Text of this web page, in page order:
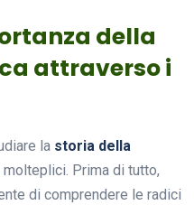
della
attraverso i
la storia della
Prima di tutto,
di comprendere le radici